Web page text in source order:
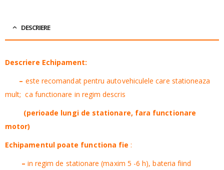
DESCRIERE
Descriere Echipament:
– este recomandat pentru autovehiculele care stationeaza
mult; ca functionare in regim descris
(perioade lungi de stationare, fara functionare
motor)
Echipamentul poate functiona fie :
– in regim de stationare (maxim 5 -6 h), bateria fiind